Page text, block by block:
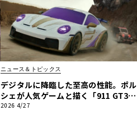
ニュース＆トピックス
デジタルに降臨した至高の性能。ポル
シェが人気ゲームと描く「911 GT3」
の新たな世界観
2026 4/27